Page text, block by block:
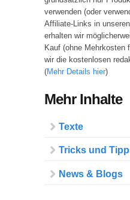
verwenden (oder
Affiliate-Links in
erhalten wir
Kauf (ohne Mehrkosten
wir die kostenlosen
(Mehr Details hier)
Mehr Inhalte
Texte
Tricks und
News & Blogs